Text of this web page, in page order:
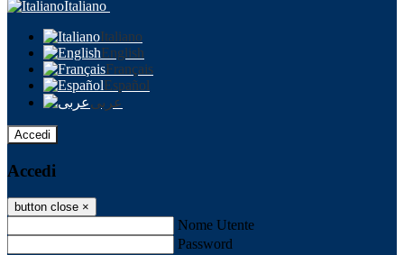
Italiano
Italiano
English
Français
Español
عربى
Accedi
Accedi
button close ×
Nome Utente
Password